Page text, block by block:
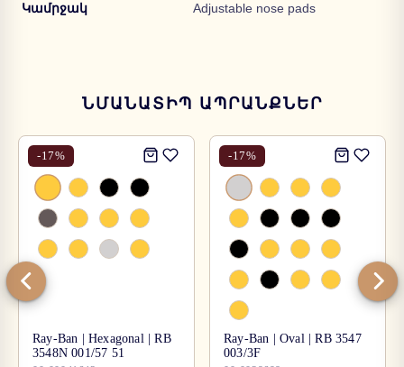
Կամրջակ Adjustable nose pads
ՆՄԱՆԱՏԻՊ ԱՊՐԱՆՔՆԵՐ
-17%
Ray-Ban | Hexagonal | RB
3548N 001/57 51
-17%
Ray-Ban | Oval | RB 3547
003/3F